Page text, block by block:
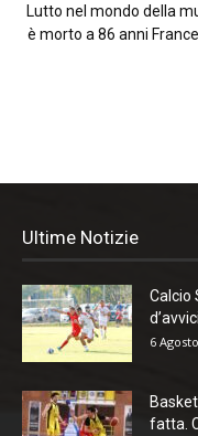
Lutto nel mondo della
è morto a 86 anni
Ultime Notizie
Calcio
6
fatta.